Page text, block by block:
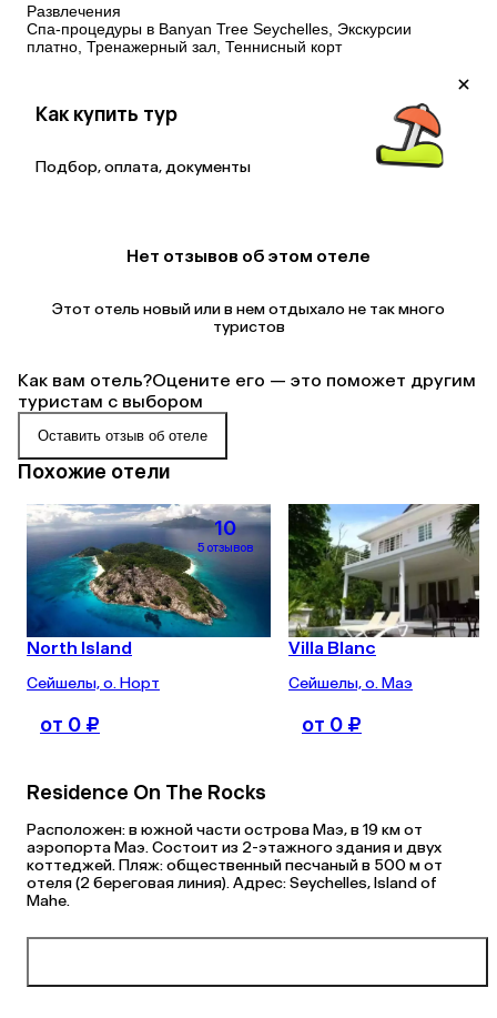
Развлечения
Спа-процедуры в Banyan Tree Seychelles, Экскурсии
платно, Тренажерный зал, Теннисный корт
Как купить тур
Подбор, оплата, документы
Нет отзывов об этом отеле
Этот отель новый или в нем отдыхало не так много
туристов
Как вам отель?Оцените его — это поможет другим
туристам с выбором
Оставить отзыв об отеле
Похожие отели
10
5 отзывов
North Island
Сейшелы, о. Норт
от 0 ₽
Villa Blanc
Сейшелы, о. Маэ
от 0 ₽
Residence On The Rocks
Расположен: в южной части острова Маэ, в 19 км от
аэропорта Маэ. Состоит из 2-этажного здания и двух
коттеджей. Пляж: общественный песчаный в 500 м от
отеля (2 береговая линия). Адрес: Seychelles, Island of
Mahe.